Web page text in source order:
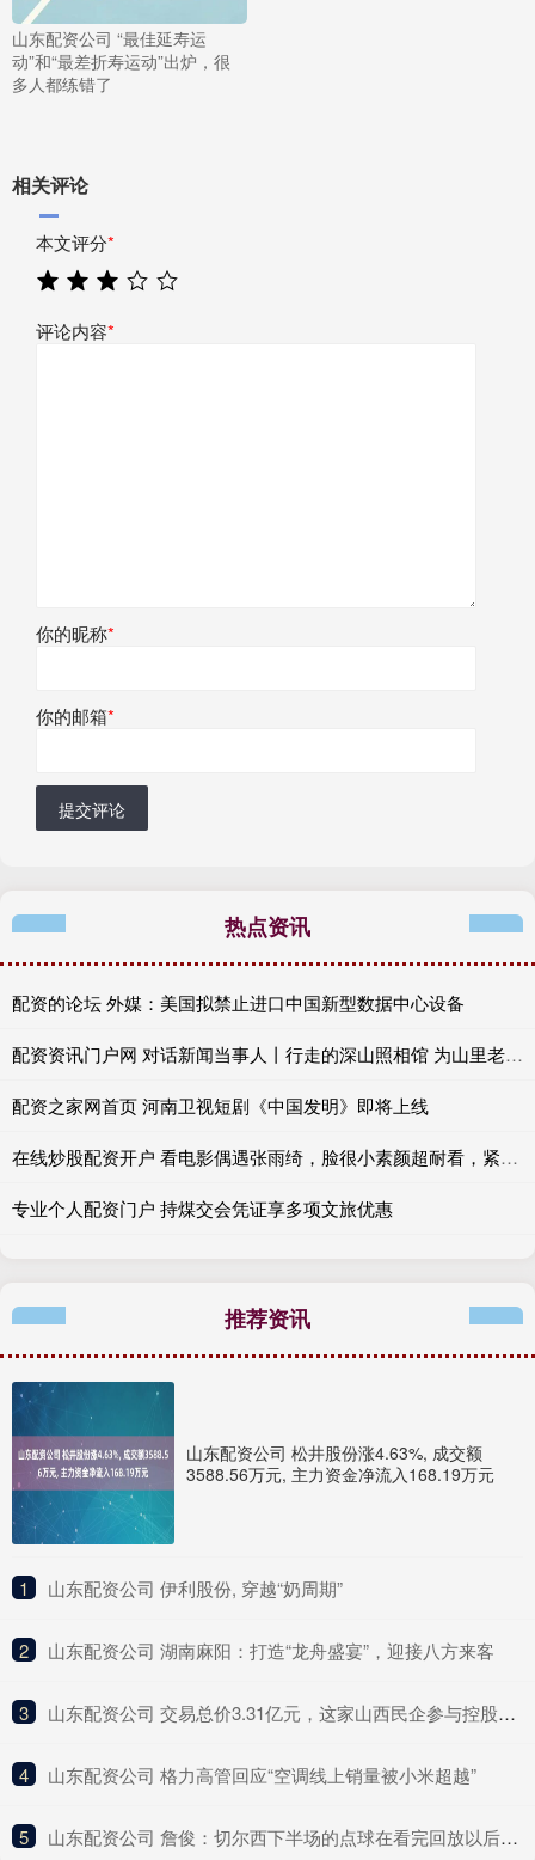
山东配资公司 “最佳延寿运
动”和“最差折寿运动”出炉，很
多人都练错了
相关评论
本文评分*
评论内容*
你的昵称*
你的邮箱*
提交评论
热点资讯
配资的论坛 外媒：美国拟禁止进口中国新型数据中心设备
配资资讯门户网 对话新闻当事人丨行走的深山照相馆 为山里老人留住岁月里的光
配资之家网首页 河南卫视短剧《中国发明》即将上线
在线炒股配资开户 看电影偶遇张雨绮，脸很小素颜超耐看，紧致马甲线尽显绝佳状态
专业个人配资门户 持煤交会凭证享多项文旅优惠
推荐资讯
山东配资公司 松井股份涨4.63%, 成交额
3588.56万元, 主力资金净流入168.19万元
1 ​山东配资公司 伊利股份, 穿越“奶周期”
2 ​山东配资公司 湖南麻阳：打造“龙舟盛宴”，迎接八方来客
3 ​山东配资公司 交易总价3.31亿元，这家山西民企参与控股一“百亿级”上海A股
4 ​山东配资公司 格力高管回应“空调线上销量被小米超越”
5 ​山东配资公司 詹俊：切尔西下半场的点球在看完回放以后还吹，那就有点过分了